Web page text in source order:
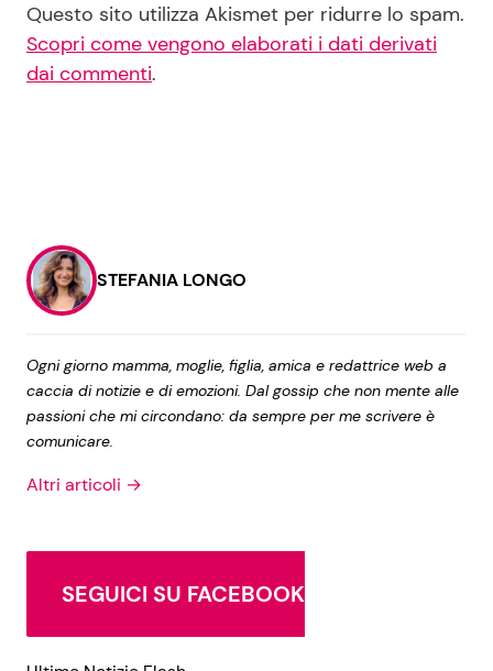
Questo sito utilizza Akismet per ridurre lo spam.
Scopri come vengono elaborati i dati derivati
dai commenti.
STEFANIA LONGO
Ogni giorno mamma, moglie, figlia, amica e redattrice web a
caccia di notizie e di emozioni. Dal gossip che non mente alle
passioni che mi circondano: da sempre per me scrivere è
comunicare.
Altri articoli →
SEGUICI SU FACEBOOK